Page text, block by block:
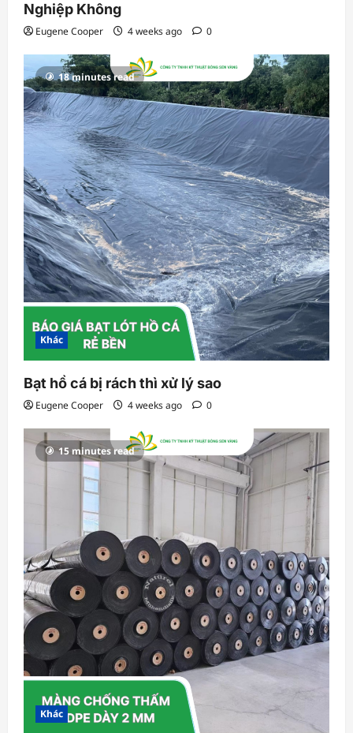
Nghiệp Không
Eugene Cooper 4 weeks ago 0
18 minutes read
Khác
Bạt hồ cá bị rách thì xử lý sao
Eugene Cooper 4 weeks ago 0
15 minutes read
Khác